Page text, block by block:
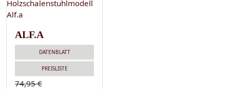
ALF.A
DATENBLATT
PREISLISTE
74,95 €